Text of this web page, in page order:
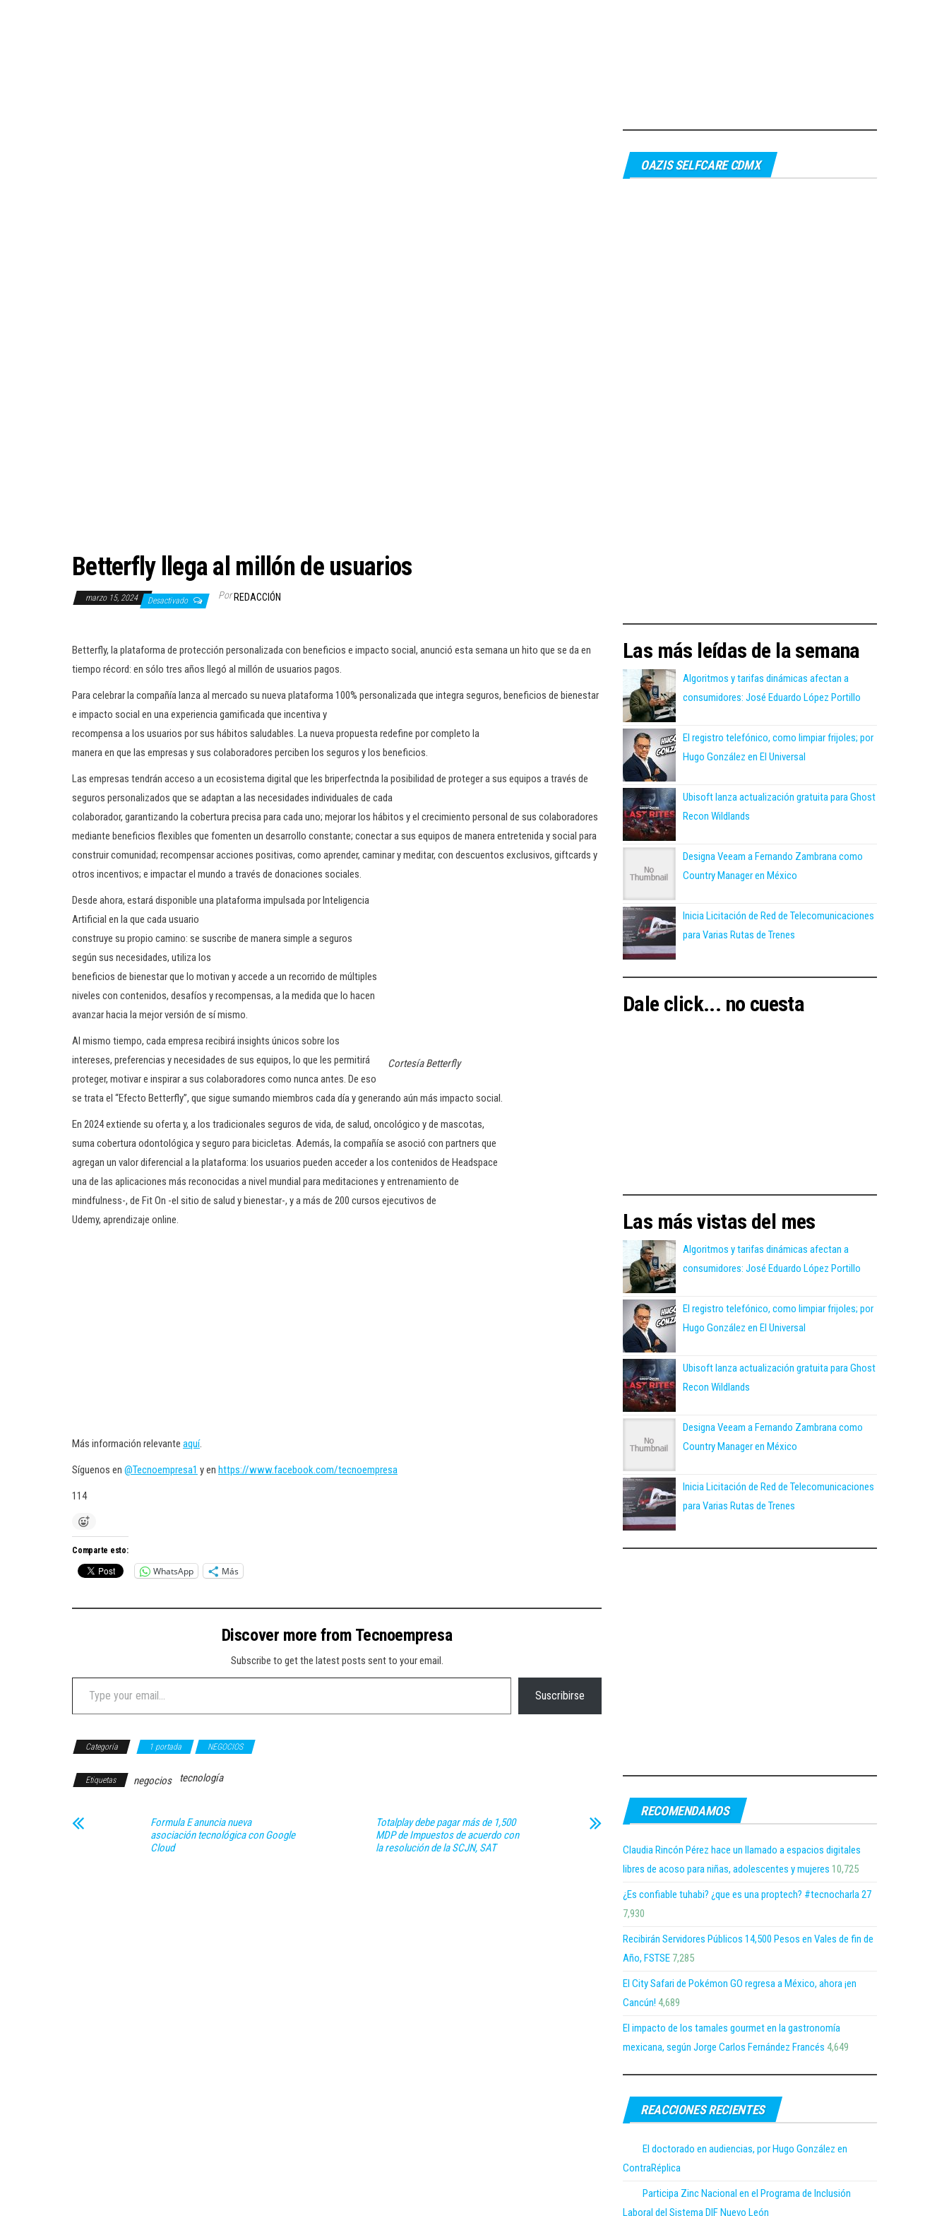
Betterfly llega al millón de usuarios
marzo 15, 2024 Desactivado Por REDACCIÓN
Betterfly, la plataforma de protección personalizada con beneficios e impacto social, anunció esta semana un hito que se da en
tiempo récord: en sólo tres años llegó al millón de usuarios pagos.
Para celebrar la compañía lanza al mercado su nueva plataforma 100% personalizada que integra seguros, beneficios de bienestar
e impacto social en una experiencia gamificada que incentiva y
recompensa a los usuarios por sus hábitos saludables. La nueva propuesta redefine por completo la
manera en que las empresas y sus colaboradores perciben los seguros y los beneficios.
Las empresas tendrán acceso a un ecosistema digital que les briperfectnda la posibilidad de proteger a sus equipos a través de
seguros personalizados que se adaptan a las necesidades individuales de cada
colaborador, garantizando la cobertura precisa para cada uno; mejorar los hábitos y el crecimiento personal de sus colaboradores
mediante beneficios flexibles que fomenten un desarrollo constante; conectar a sus equipos de manera entretenida y social para
construir comunidad; recompensar acciones positivas, como aprender, caminar y meditar, con descuentos exclusivos, giftcards y
otros incentivos; e impactar el mundo a través de donaciones sociales.
Cortesía Betterfly
Desde ahora, estará disponible una plataforma impulsada por Inteligencia
Artificial en la que cada usuario
construye su propio camino: se suscribe de manera simple a seguros
según sus necesidades, utiliza los
beneficios de bienestar que lo motivan y accede a un recorrido de múltiples
niveles con contenidos, desafíos y recompensas, a la medida que lo hacen
avanzar hacia la mejor versión de sí mismo.
Al mismo tiempo, cada empresa recibirá insights únicos sobre los
intereses, preferencias y necesidades de sus equipos, lo que les permitirá
proteger, motivar e inspirar a sus colaboradores como nunca antes. De eso
se trata el “Efecto Betterfly”, que sigue sumando miembros cada día y generando aún más impacto social.
En 2024 extiende su oferta y, a los tradicionales seguros de vida, de salud, oncológico y de mascotas,
suma cobertura odontológica y seguro para bicicletas. Además, la compañía se asoció con partners que
agregan un valor diferencial a la plataforma: los usuarios pueden acceder a los contenidos de Headspace
una de las aplicaciones más reconocidas a nivel mundial para meditaciones y entrenamiento de
mindfulness-, de Fit On -el sitio de salud y bienestar-, y a más de 200 cursos ejecutivos de
Udemy, aprendizaje online.
Más información relevante aquí.
Síguenos en @Tecnoempresa1 y en https://www.facebook.com/tecnoempresa
114
Comparte esto:
WhatsApp Más
Discover more from Tecnoempresa
Subscribe to get the latest posts sent to your email.
Type your email…
Suscribirse
Categoría 1 portada NEGOCIOS
Etiquetas negocios tecnología
Formula E anuncia nueva
asociación tecnológica con Google
Cloud
Totalplay debe pagar más de 1,500
MDP de Impuestos de acuerdo con
la resolución de la SCJN, SAT
OAZIS SELFCARE CDMX
Las más leídas de la semana
Algoritmos y tarifas dinámicas afectan a
consumidores: José Eduardo López Portillo
El registro telefónico, como limpiar frijoles; por
Hugo González en El Universal
Ubisoft lanza actualización gratuita para Ghost
Recon Wildlands
Designa Veeam a Fernando Zambrana como
Country Manager en México
Inicia Licitación de Red de Telecomunicaciones
para Varias Rutas de Trenes
Dale click... no cuesta
Las más vistas del mes
Algoritmos y tarifas dinámicas afectan a
consumidores: José Eduardo López Portillo
El registro telefónico, como limpiar frijoles; por
Hugo González en El Universal
Ubisoft lanza actualización gratuita para Ghost
Recon Wildlands
Designa Veeam a Fernando Zambrana como
Country Manager en México
Inicia Licitación de Red de Telecomunicaciones
para Varias Rutas de Trenes
RECOMENDAMOS
Claudia Rincón Pérez hace un llamado a espacios digitales
libres de acoso para niñas, adolescentes y mujeres 10,725
¿Es confiable tuhabi? ¿que es una proptech? #tecnocharla 27
7,930
Recibirán Servidores Públicos 14,500 Pesos en Vales de fin de
Año, FSTSE 7,285
El City Safari de Pokémon GO regresa a México, ahora ¡en
Cancún! 4,689
El impacto de los tamales gourmet en la gastronomía
mexicana, según Jorge Carlos Fernández Francés 4,649
REACCIONES RECIENTES
El doctorado en audiencias, por Hugo González en
ContraRéplica
Participa Zinc Nacional en el Programa de Inclusión
Laboral del Sistema DIF Nuevo León